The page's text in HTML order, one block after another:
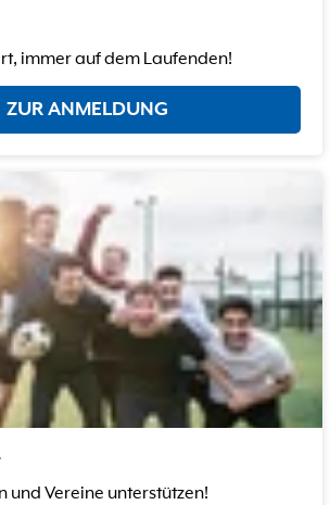
immer auf dem Laufenden!
ZUR ANMELDUNG
und Vereine unterstützen!